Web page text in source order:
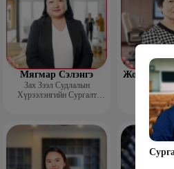
Мягмар Сэлэнгэ
Зах Зээл Судлалын
Хүрээлэнгийн Сургалт
Жодов-Иш
Зах зээл